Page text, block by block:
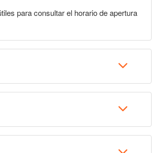
para consultar el horario de apertura